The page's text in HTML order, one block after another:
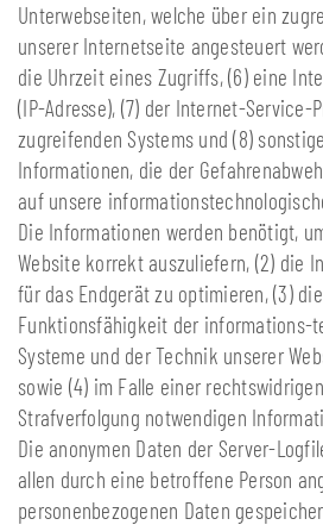
Unterwebseiten, welche über ein
unserer Internetseite angesteuert
die Uhrzeit eines Zugriffs, (6) eine
(IP-Adresse), (7) der Internet-Service-
zugreifenden Systems und (8)
Informationen, die der
auf unsere
Die Informationen werden benötigt,
Website korrekt auszuliefern, (2) die
für das Endgerät zu optimieren, (3)
Funktionsfähigkeit der informations-
Systeme und der Technik unserer
sowie (4) im Falle einer
Strafverfolgung notwendigen
Die anonymen Daten der Server-
allen durch eine betroffene Person
personenbezogenen Daten